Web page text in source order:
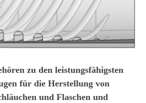
zu den leistungsfähigsten
für die Herstellung von
und Flaschen und